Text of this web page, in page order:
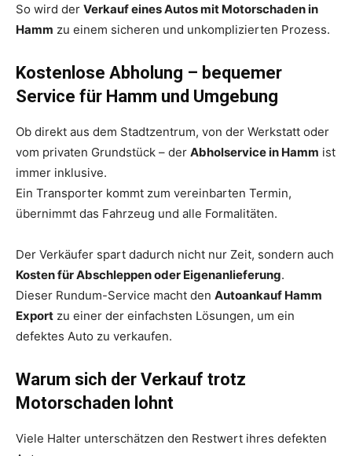
So wird der Verkauf eines Autos mit Motorschaden in
Hamm zu einem sicheren und unkomplizierten Prozess.
Kostenlose Abholung – bequemer
Service für Hamm und Umgebung
Ob direkt aus dem Stadtzentrum, von der Werkstatt oder
vom privaten Grundstück – der Abholservice in Hamm ist
immer inklusive.
Ein Transporter kommt zum vereinbarten Termin,
übernimmt das Fahrzeug und alle Formalitäten.
Der Verkäufer spart dadurch nicht nur Zeit, sondern auch
Kosten für Abschleppen oder Eigenanlieferung.
Dieser Rundum-Service macht den Autoankauf Hamm
Export zu einer der einfachsten Lösungen, um ein
defektes Auto zu verkaufen.
Warum sich der Verkauf trotz
Motorschaden lohnt
Viele Halter unterschätzen den Restwert ihres defekten